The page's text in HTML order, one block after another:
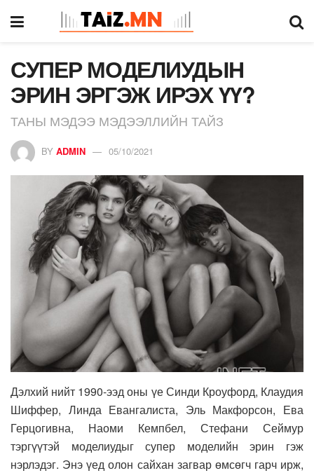
СУПЕР МОДЕЛИУДЫН
ЭРИН ЭРГЭЖ ИРЭХ ҮҮ?
ТАНЫ МЭДЭЭ МЭДЭЭЛЛИЙН ТАЙЗ
BY ADMIN 05/10/2021
Дэлхий нийт 1990-ээд оны үе Синди Кроуфорд, Клаудия
Шиффер, Линда Евангалиста, Эль Макфорсон, Ева
Герцогивна, Наоми Кемпбел, Стефани Сеймур
тэргүүтэй моделиудыг супер моделийн эрин гэж
нэрлэдэг. Энэ үед олон сайхан загвар өмсөгч гарч ирж,